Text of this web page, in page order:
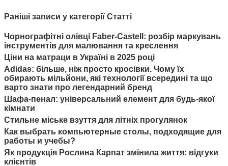
Раніші записи у категорії Статті
Чорнографітні олівці Faber-Castell: розбір маркувань
інструментів для малювання та креслення
Ціни на матраци в Україні в 2025 році
Adidas: більше, ніж просто кросівки. Чому їх
обирають мільйони, які технології всередині та що
варто знати про легендарний бренд
Шафа-пенал: універсальний елемент для будь-якої
кімнати
Стильне міське взуття для літніх прогулянок
Как выбрать компьютерные столы, подходящие для
работы и учебы?
Як продукція Рослина Карпат змінила життя: відгуки
клієнтів